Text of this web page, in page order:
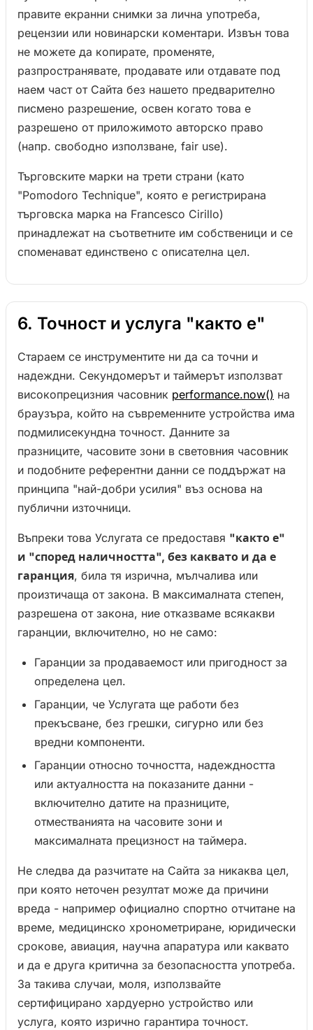
правите екранни снимки за лична употреба,
рецензии или новинарски коментари. Извън това
не можете да копирате, променяте,
разпространявате, продавате или отдавате под
наем част от Сайта без нашето предварително
писмено разрешение, освен когато това е
разрешено от приложимото авторско право
(напр. свободно използване, fair use).
Търговските марки на трети страни (като
"Pomodoro Technique", която е регистрирана
търговска марка на Francesco Cirillo)
принадлежат на съответните им собственици и се
споменават единствено с описателна цел.
6. Точност и услуга "както е"
Стараем се инструментите ни да са точни и
надеждни. Секундомерът и таймерът използват
високопрецизния часовник performance.now() на
браузъра, който на съвременните устройства има
подмилисекундна точност. Данните за
празниците, часовите зони в световния часовник
и подобните референтни данни се поддържат на
принципа "най-добри усилия" въз основа на
публични източници.
Въпреки това Услугата се предоставя "както е"
и "според наличността", без каквато и да е
гаранция, била тя изрична, мълчалива или
произтичаща от закона. В максималната степен,
разрешена от закона, ние отказваме всякакви
гаранции, включително, но не само:
Гаранции за продаваемост или пригодност за
определена цел.
Гаранции, че Услугата ще работи без
прекъсване, без грешки, сигурно или без
вредни компоненти.
Гаранции относно точността, надеждността
или актуалността на показаните данни -
включително датите на празниците,
отместванията на часовите зони и
максималната прецизност на таймера.
Не следва да разчитате на Сайта за никаква цел,
при която неточен резултат може да причини
вреда - например официално спортно отчитане на
време, медицинско хронометриране, юридически
срокове, авиация, научна апаратура или каквато
и да е друга критична за безопасността употреба.
За такива случаи, моля, използвайте
сертифицирано хардуерно устройство или
услуга, която изрично гарантира точност.